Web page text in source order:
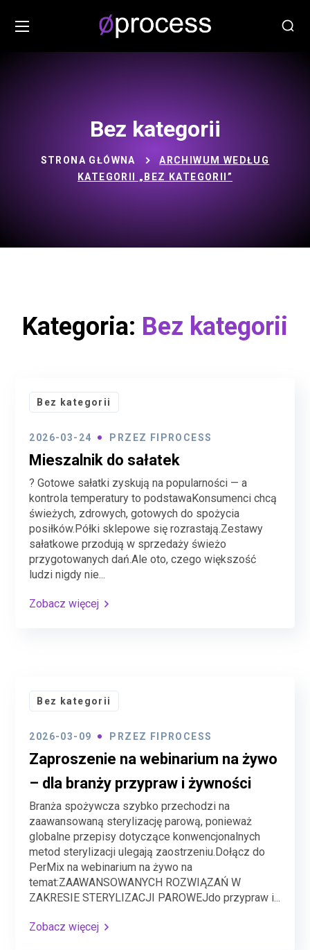
Bez kategorii
STRONA GŁÓWNA
ARCHIWUM WEDŁUG
KATEGORII „BEZ KATEGORII”
Kategoria: Bez kategorii
Bez kategorii
2026-03-24 PRZEZ FIPROCESS
Mieszalnik do sałatek
? Gotowe sałatki zyskują na popularności — a
kontrola temperatury to podstawaKonsumenci chcą
świeżych, zdrowych, gotowych do spożycia
posiłków.Półki sklepowe się rozrastają.Zestawy
sałatkowe przodują w sprzedaży świeżo
przygotowanych dań.Ale oto, czego większość
ludzi nigdy nie...
Zobacz więcej
Bez kategorii
2026-03-09 PRZEZ FIPROCESS
Zaproszenie na webinarium na żywo
– dla branży przypraw i żywności
Branża spożywcza szybko przechodzi na
zaawansowaną sterylizację parową, ponieważ
globalne przepisy dotyczące konwencjonalnych
metod sterylizacji ulegają zaostrzeniu.Dołącz do
PerMix na webinarium na żywo na
temat:ZAAWANSOWANYCH ROZWIĄZAŃ W
ZAKRESIE STERYLIZACJI PAROWEJdo przypraw i...
Zobacz więcej